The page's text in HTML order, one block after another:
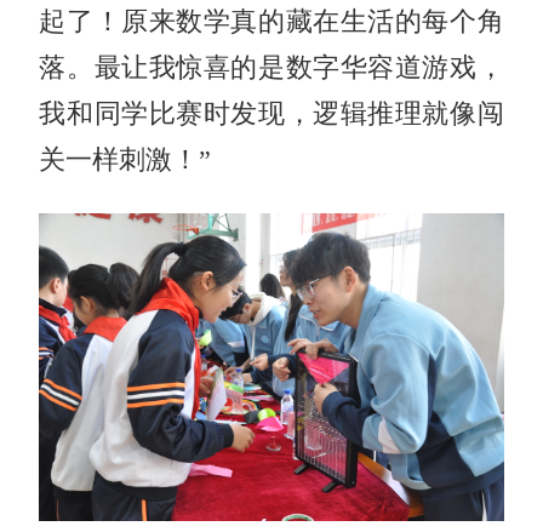
起了！原来数学真的藏在生活的每个角
落。最让我惊喜的是数字华容道游戏，
我和同学比赛时发现，逻辑推理就像闯
关一样刺激！”